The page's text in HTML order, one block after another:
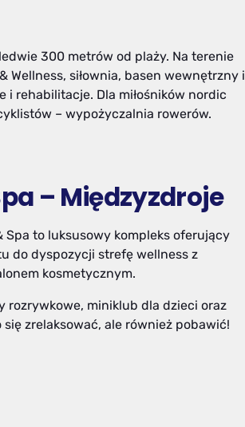
300 metrów od plaży. Na terenie
siłownia, basen wewnętrzny i
i rehabilitacje. Dla miłośników nordic
– wypożyczalnia rowerów.
– Międzyzdroje
Spa to luksusowy kompleks oferujący
do dyspozycji strefę wellness z
kosmetycznym.
rozrywkowe, miniklub dla dzieci oraz
zrelaksować, ale również pobawić!